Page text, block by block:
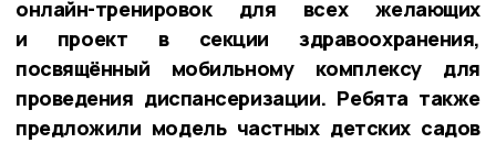
онлайн-тренировок для всех желающих
и проект в секции здравоохранения,
посвящённый мобильному комплексу для
проведения диспансеризации. Ребята также
предложили модель частных детских садов